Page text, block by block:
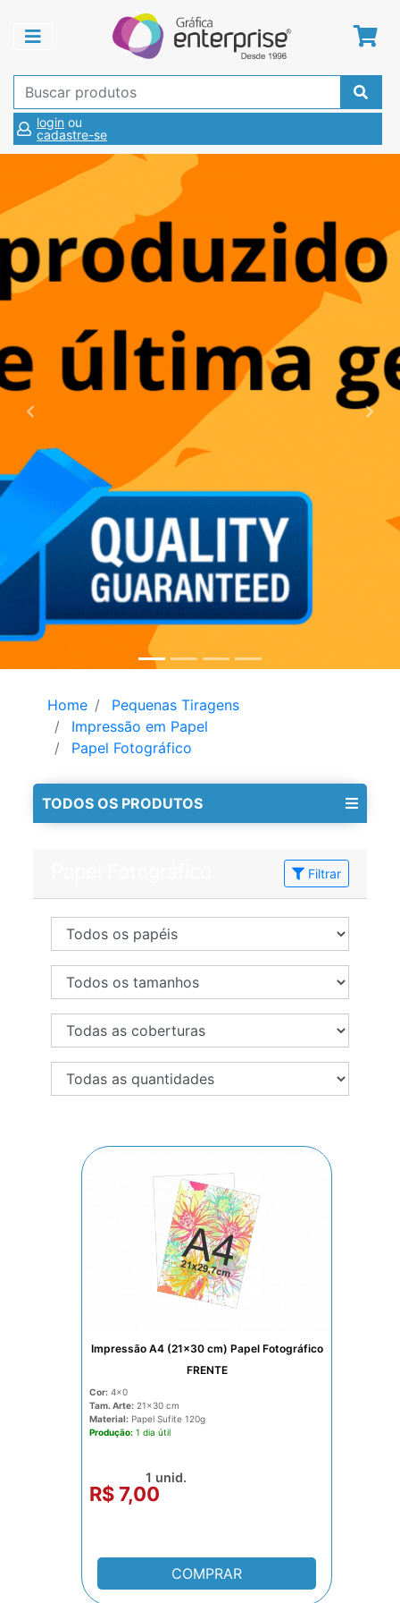
login ou
cadastre-se
Home
Pequenas Tiragens
Impressão em Papel
Papel Fotográfico
TODOS OS PRODUTOS
Filtrar
Impressão A4 (21x30 cm) Papel Fotográfico
FRENTE
Cor: 4x0
Tam. Arte: 21x30
Material: Papel Sufite 120g
Produção: 1 dia
R$ 7,00
1 unid.
COMPRAR